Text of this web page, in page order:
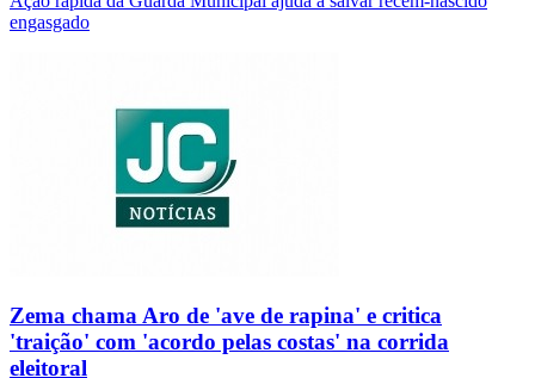
engasgado
Zema chama Aro de 'ave de rapina' e critica
'traição' com 'acordo pelas costas' na corrida
eleitoral